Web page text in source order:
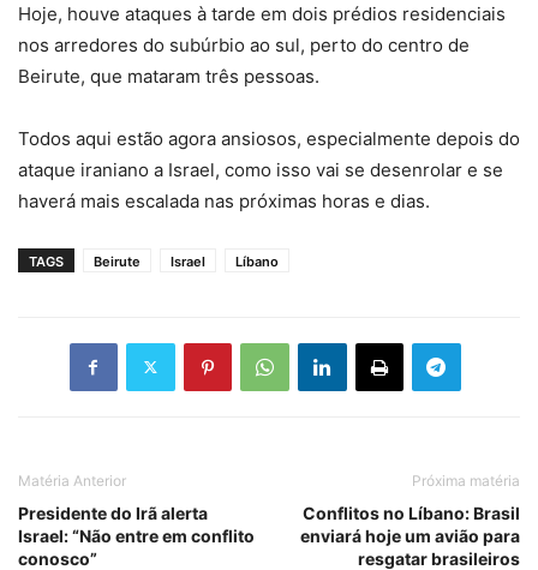
Hoje, houve ataques à tarde em dois prédios residenciais
nos arredores do subúrbio ao sul, perto do centro de
Beirute, que mataram três pessoas.
Todos aqui estão agora ansiosos, especialmente depois do
ataque iraniano a Israel, como isso vai se desenrolar e se
haverá mais escalada nas próximas horas e dias.
TAGS Beirute Israel Líbano
Matéria Anterior
Presidente do Irã alerta
Israel: “Não entre em conflito
conosco”
Próxima matéria
Conflitos no Líbano: Brasil
enviará hoje um avião para
resgatar brasileiros